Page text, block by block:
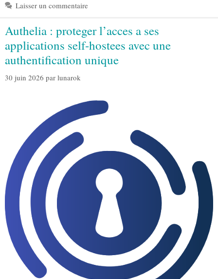
Laisser un commentaire
Authelia : proteger l’acces a ses
applications self-hostees avec une
authentification unique
30 juin 2026 par lunarok